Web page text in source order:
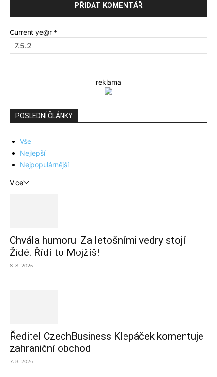
Current ye@r *
reklama
POSLEDNÍ ČLÁNKY
Vše
Nejlepší
Nejpopulárnější
Více
Chvála humoru: Za letošními vedry stojí
Židé. Řídí to Mojžíš!
8. 8. 2026
Ředitel CzechBusiness Klepáček komentuje
zahraniční obchod
7. 8. 2026